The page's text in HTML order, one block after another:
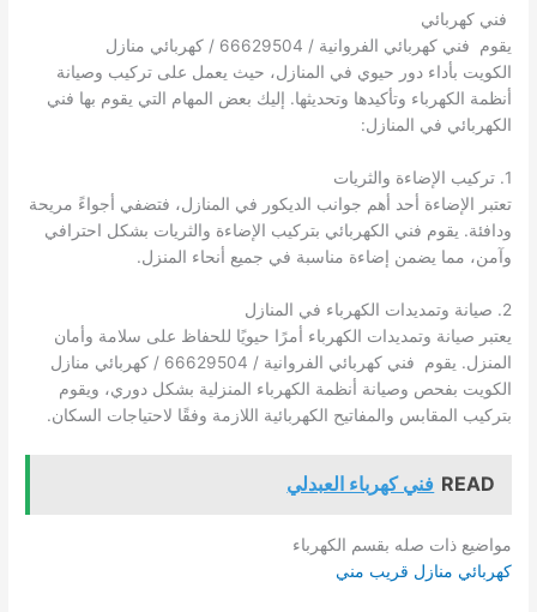
فني كهربائي
يقوم فني كهربائي الفروانية / 66629504 / كهربائي منازل
الكويت بأداء دور حيوي في المنازل، حيث يعمل على تركيب وصيانة
أنظمة الكهرباء وتأكيدها وتحديثها. إليك بعض المهام التي يقوم بها فني
الكهربائي في المنازل:
1. تركيب الإضاءة والثريات
تعتبر الإضاءة أحد أهم جوانب الديكور في المنازل، فتضفي أجواءً مريحة
ودافئة. يقوم فني الكهربائي بتركيب الإضاءة والثريات بشكل احترافي
وآمن، مما يضمن إضاءة مناسبة في جميع أنحاء المنزل.
2. صيانة وتمديدات الكهرباء في المنازل
يعتبر صيانة وتمديدات الكهرباء أمرًا حيويًا للحفاظ على سلامة وأمان
المنزل. يقوم فني كهربائي الفروانية / 66629504 / كهربائي منازل
الكويت بفحص وصيانة أنظمة الكهرباء المنزلية بشكل دوري، ويقوم
بتركيب المقابس والمفاتيح الكهربائية اللازمة وفقًا لاحتياجات السكان.
READ فني كهرباء العبدلي
مواضيع ذات صله بقسم الكهرباء
كهربائي منازل قريب مني